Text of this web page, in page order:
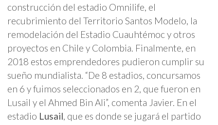
construcción del estadio Omnilife, el
recubrimiento del Territorio Santos Modelo, la
remodelación del Estadio Cuauhtémoc y otros
proyectos en Chile y Colombia. Finalmente, en
2018 estos emprendedores pudieron cumplir su
sueño mundialista. “De 8 estadios, concursamos
en 6 y fuimos seleccionados en 2, que fueron en
Lusail y el Ahmed Bin Ali”, comenta Javier. En el
estadio Lusail , que es donde se jugará el partido